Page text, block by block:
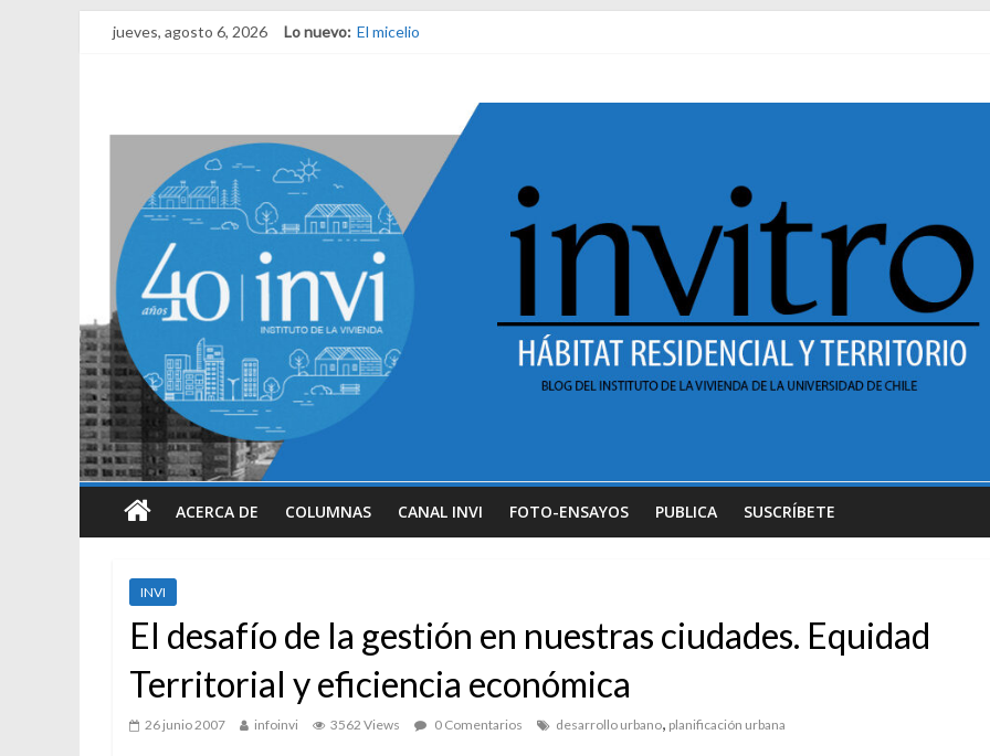
jueves, agosto 6, 2026 Lo nuevo: El micelio
¿Qué es el habitar? Sesión 1 de ciclo de conversatorios 40 años INVI
El derecho a habitar
ACERCA DE COLUMNAS CANAL INVI FOTO-ENSAYOS PUBLICA SUSCRÍBETE
INVI
El desafío de la gestión en nuestras ciudades. Equidad
Territorial y eficiencia económica
26 junio 2007 infoinvi 3562 Views 0 Comentarios desarrollo urbano, planificación urbana